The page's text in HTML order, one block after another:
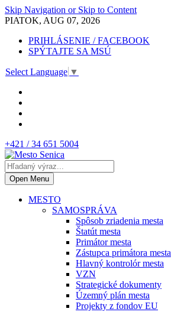
Skip Navigation or Skip to Content
PIATOK, AUG 07, 2026
PRIHLÁSENIE / FACEBOOK
SPÝTAJTE SA MSÚ
Select Language ▼
+421 / 34 651 5004
Open Menu
MESTO
SAMOSPRÁVA
Spôsob zriadenia mesta
Štatút mesta
Primátor mesta
Zástupca primátora mesta
Hlavný kontrolór mesta
VZN
Strategické dokumenty
Územný plán mesta
Projekty z fondov EU